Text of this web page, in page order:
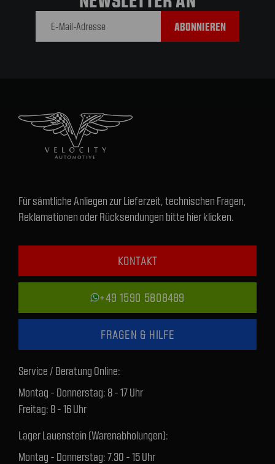
Für sämtliche Anliegen zur Lieferzeit, technischen Fragen,
Reklamationen oder Rücksendungen bitte hier klicken.
KONTAKT
+49 1590 5808489
FRAGEN & HILFE
Service / Beratung Online:
Montag - Donnerstag: 8 - 17 Uhr
Freitag: 8 - 16 Uhr
Lager Lauenstein (Warenabholungen):
Montag - Donnerstag: 7.30 - 15 Uhr